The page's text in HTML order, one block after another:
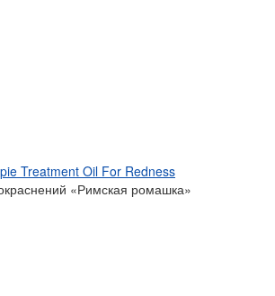
Treatment Oil For Redness
«Римская ромашка»